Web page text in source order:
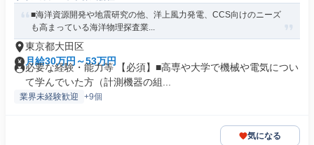
■海洋資源開発や地震研究の他、洋上風力発電、CCS向けのニーズ
も高まっている海洋物理探査業...
東京都大田区
月給30万円～53万円
必要な経験・能力等 【必須】■高専や大学で機械や電気につい
て学んでいた方（計測機器の組...
業界未経験歓迎 +9個
気になる